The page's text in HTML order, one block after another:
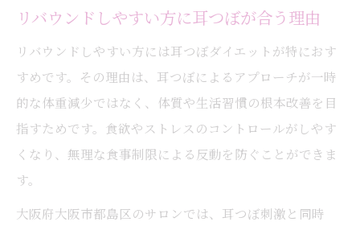
リバウンドしやすい方に耳つぼが合う理由
リバウンドしやすい方には耳つぼダイエットが特におす
すめです。その理由は、耳つぼによるアプローチが一時
的な体重減少ではなく、体質や生活習慣の根本改善を目
指すためです。食欲やストレスのコントロールがしやす
くなり、無理な食事制限による反動を防ぐことができま
す。
大阪府大阪市都島区のサロンでは、耳つぼ刺激と同時